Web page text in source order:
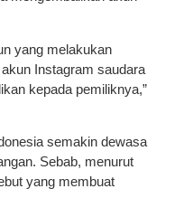
yang melakukan
Instagram saudara
kepada pemiliknya,”
semakin dewasa
Sebab, menurut
yang membuat